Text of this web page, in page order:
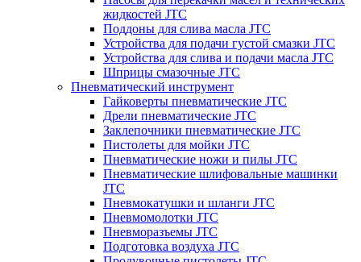
жидкостей JTC
Поддоны для слива масла JTC
Устройства для подачи густой смазки JTC
Устройства для слива и подачи масла JTC
Шприцы смазочные JTC
Пневматический инструмент
Гайковерты пневматические JTC
Дрели пневматические JTC
Заклепочники пневматические JTC
Пистолеты для мойки JTC
Пневматические ножи и пилы JTC
Пневматические шлифовальные машинки
JTC
Пневмокатушки и шланги JTC
Пневмомолотки JTC
Пневморазъемы JTC
Подготовка воздуха JTC